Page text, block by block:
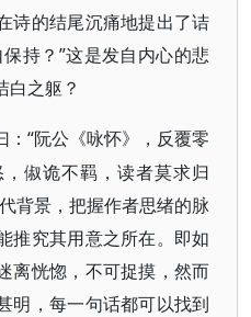
诗的结尾沉痛地提出了诘
持？”这是发自内心的悲
白之躯？
：“阮公《咏怀》，反覆零
俶诡不羁，读者莫求归
背景，把握作者思绪的脉
推究其用意之所在。即如
离恍惚，不可捉摸，然而
明，每一句话都可以找到